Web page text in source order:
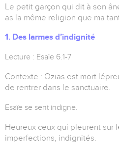
Le petit garçon qui dit à son
as la même religion que ma
1. Des larmes d’indignité
Lecture : Esaïe 6.1-7
Contexte : Ozias est mort
de rentrer dans le sanctuaire.
Esaïe se sent indigne.
Heureux ceux qui pleurent sur
imperfections, indignités.